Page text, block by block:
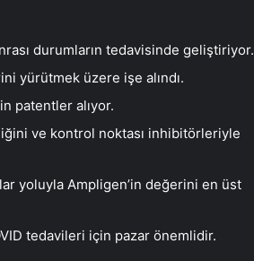
durumların tedavisinde geliştiriyor.
yürütmek üzere işe alındı.
patentler alıyor.
ve kontrol noktası inhibitörleriyle
yoluyla Ampligen’in değerini en üst
tedavileri için pazar önemlidir.